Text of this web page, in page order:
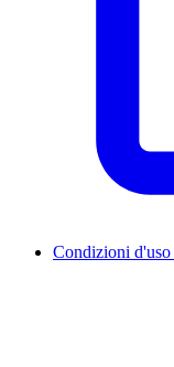
Condizioni d'uso